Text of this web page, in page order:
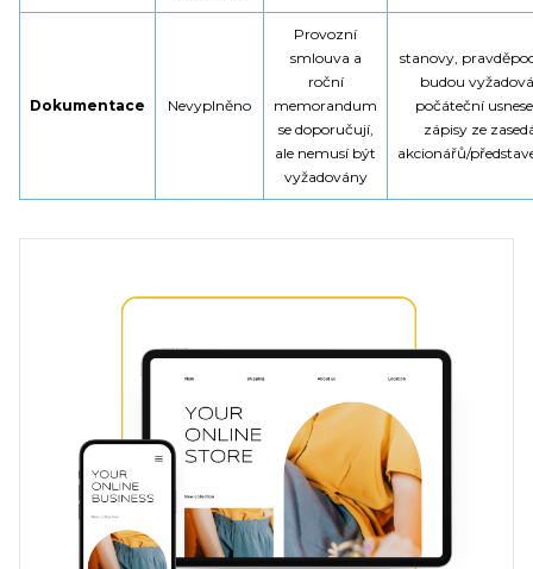
Dokumentace Nevyplněno
Provozní
smlouva a
roční
memorandum
se doporučují,
ale nemusí být
vyžadovány
stanovy,
budou
počáteční
zápisy ze
akcionářů/